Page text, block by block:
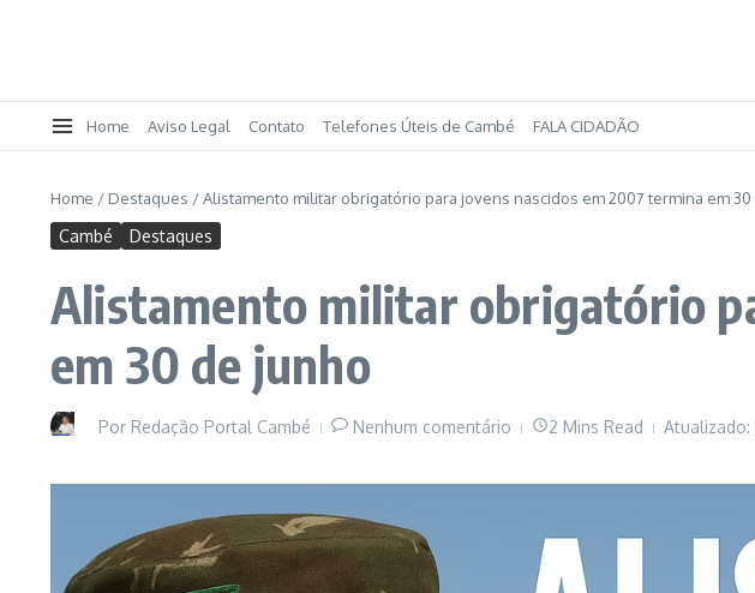
Home Aviso Legal Contato Telefones Úteis de Cambé FALA CIDADÃO
Home / Destaques /Alistamento militar obrigatório para jovens nascidos em 2007 termina em 30
Cambé Destaques
Alistamento militar obrigatório
em 30 de junho
Por Redação Portal Cambé Nenhum comentário 2 Mins Read Atualizado: